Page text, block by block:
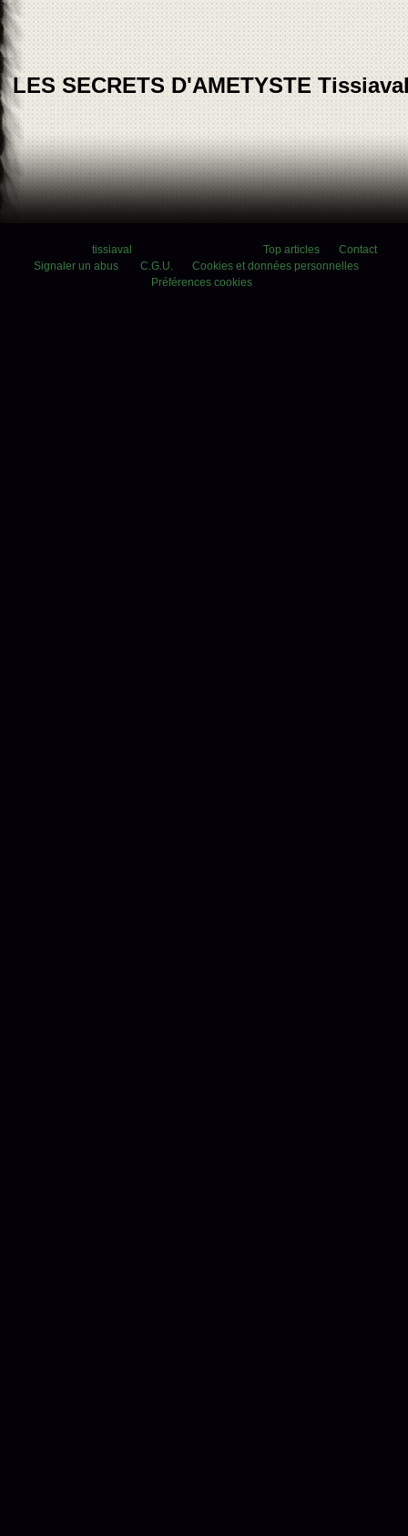
LES SECRETS D'AMETYSTE
tissiaval Top articles
Contact
Signaler un abus
C.G.U.
Cookies et données personnelles
Préférences cookies